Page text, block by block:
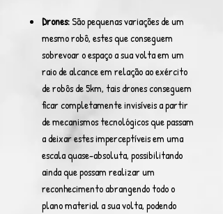
Drones:São pequenas variações de um
mesmo robô, estes que conseguem
sobrevoar o espaço a sua volta em um
raio de alcance em relação ao exército
de robôs de 5km, tais drones conseguem
ficar completamente invisíveis a partir
de mecanismos tecnológicos que passam
a deixar estes imperceptíveis em uma
escala quase-absoluta, possibilitando
ainda que possam realizar um
reconhecimento abrangendo todo o
plano material a sua volta, podendo